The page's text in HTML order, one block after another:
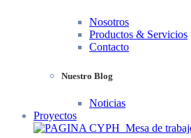
Nosotros
Productos & Servicios
Contacto
Nuestro Blog
Noticias
Proyectos